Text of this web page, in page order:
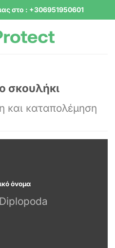
στο : +306951950601
σκουλήκι
και καταπολέμηση
όνομα